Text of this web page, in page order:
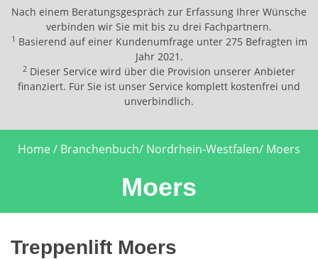
Nach einem Beratungsgespräch zur Erfassung Ihrer Wünsche
verbinden wir Sie mit bis zu drei Fachpartnern.
1 Basierend auf einer Kundenumfrage unter 275 Befragten im
Jahr 2021.
2 Dieser Service wird über die Provision unserer Anbieter
finanziert. Für Sie ist unser Service komplett kostenfrei und
unverbindlich.
Home Branchenbuch Nordrhein-Westfalen Moers
Moers
Treppenlift Moers